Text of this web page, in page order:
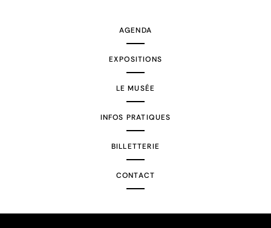
AGENDA
EXPOSITIONS
LE MUSÉE
INFOS PRATIQUES
BILLETTERIE
CONTACT